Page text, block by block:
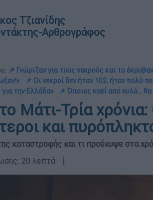
Τζιανίδης
Αρθρογράφος
📌 Γνώριζαν για τους νεκρούς και το
📌 Οι νεκροί δεν ήταν 102, ήταν πολύ
την Ελλάδα»
📌 Όποιος καεί από χυλό... θα
Μάτι-Τρία χρόνια:
και
καταστροφής και τι προέκυψε στα
20 λεπτά ┋